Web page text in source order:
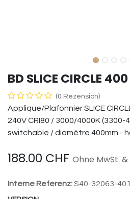
BD SLICE CIRCLE 400
(0 Rezension)
Applique/Plafonnier SLICE
240V CRI80 / 3000/4000K (3300-
switchable / diamètre 400mm -
188.00 CHF Ohne MwSt.
Interne Referenz:S40-32063-